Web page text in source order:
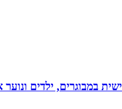
במבוגרים, ילדים ונוער